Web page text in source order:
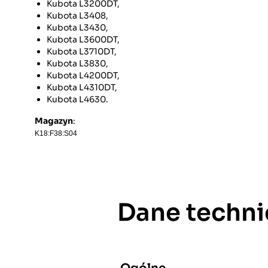
Kubota L3200DT,
Kubota L3408,
Kubota L3430,
Kubota L3600DT,
Kubota L3710DT,
Kubota L3830,
Kubota L4200DT,
Kubota L4310DT,
Kubota L4630.
Magazyn:
K18:F38:S04
Dane